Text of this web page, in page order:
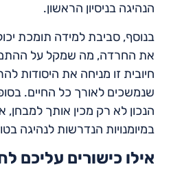
הנהיגה בניסיון הראשון.
בנוסף, סביבת למידה תומכת
את החרדה, מה שמקל על
חיובית זו מניחה את היסודות
שנמשכים לאורך כל החיים.
הנכון לא רק מכין אותך למבחן,
במיומנויות הנדרשות לנהיגה
אילו כישורים עליכם